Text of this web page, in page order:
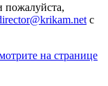
пожалуйста,
с
на странице